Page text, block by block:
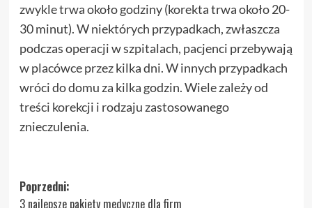
zwykle trwa około godziny (korekta trwa około 20-
30 minut). W niektórych przypadkach, zwłaszcza
podczas operacji w szpitalach, pacjenci przebywają
w placówce przez kilka dni. W innych przypadkach
wróci do domu za kilka godzin. Wiele zależy od
treści korekcji i rodzaju zastosowanego
znieczulenia.
Zobacz
Poprzedni:
3 najlepsze pakiety medyczne dla firm